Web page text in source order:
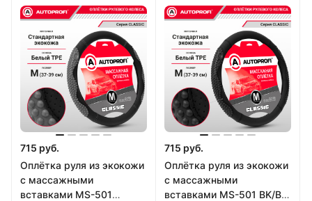
715 руб.
Оплётка руля из экокожи
с массажными
вставками MS-501
715 руб.
Оплётка руля из экокожи
с массажными
вставками MS-501 BK/BK